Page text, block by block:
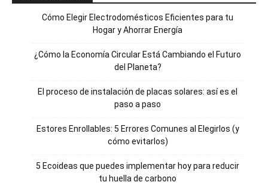
Cómo Elegir Electrodomésticos Eficientes para tu
Hogar y Ahorrar Energía
¿Cómo la Economía Circular Está Cambiando el Futuro
del Planeta?
El proceso de instalación de placas solares: así es el
paso a paso
Estores Enrollables: 5 Errores Comunes al Elegirlos (y
cómo evitarlos)
5 Ecoideas que puedes implementar hoy para reducir
tu huella de carbono